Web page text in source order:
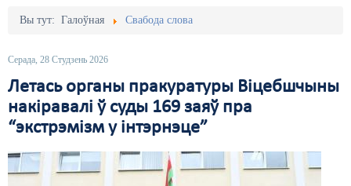
Вы тут: Галоўная Свабода слова
Серада, 28 Студзень 2026
Летась органы пракуратуры Віцебшчыны
накіравалі ў суды 169 заяў пра
“экстрэмізм у інтэрнэце”
Адміністрацыйны перасьлед
Безбар'ернае асяродзьдзе
Выбары
Дзяржава
Выданьні
Кантакт
Пра нас